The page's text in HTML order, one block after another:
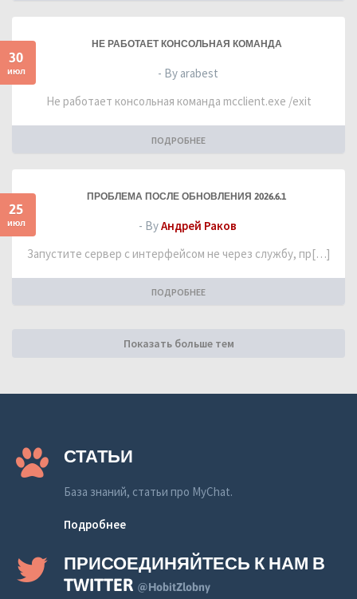
30
июл
НЕ РАБОТАЕТ КОНСОЛЬНАЯ КОМАНДА
- By arabest
Не работает консольная команда mcclient.exe /exit
ПОДРОБНЕЕ
25
июл
ПРОБЛЕМА ПОСЛЕ ОБНОВЛЕНИЯ 2026.6.1
- ByАндрей Раков
Запустите сервер с интерфейсом не через службу, пр[…]
ПОДРОБНЕЕ
Показать больше тем
СТАТЬИ
База знаний, статьи про MyChat.
Подробнее
ПРИСОЕДИНЯЙТЕСЬ К НАМ В
TWITTER @HobitZlobny